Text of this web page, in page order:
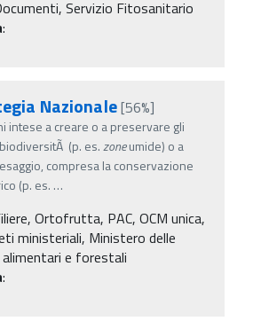
Servizio Fitosanitario
:
Nazionale[56%]
intese a creare o a preservare gli
(p. es.zoneumide) o a
compresa la conservazione
(p. es. …
Ortofrutta, PAC, OCM unica,
ministeriali, Ministero delle
e forestali
: